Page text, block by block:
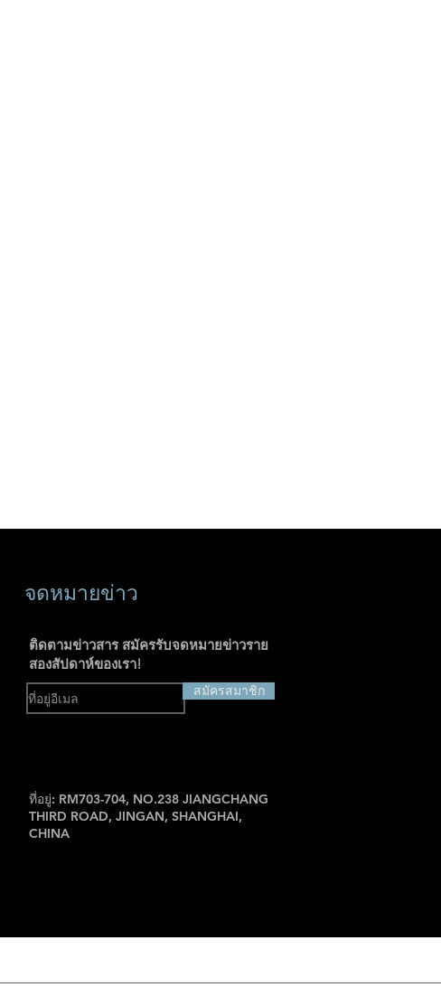
จดหมายข่าว
ติดตามข่าวสาร สมัครรับจดหมายข่าวราย
สองสัปดาห์ของเรา!
สมัครสมาชิก
ที่อยู่: RM703-704, NO.238 JIANGCHANG
THIRD ROAD, JINGAN, SHANGHAI,
CHINA